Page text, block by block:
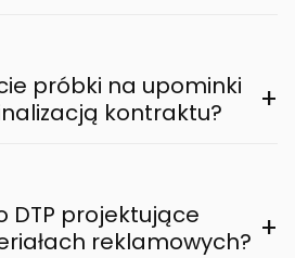
próbki na upominki
kontraktu?
+
DTP projektujące
reklamowych? +